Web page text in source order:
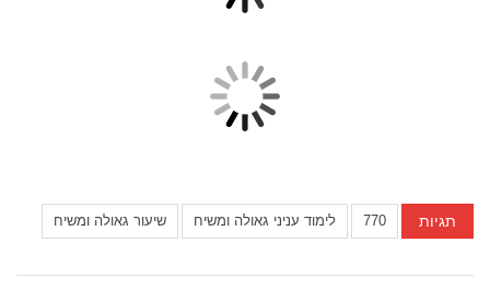
תגיות 770 לימוד עניני גאולה ומשיח שיעור גאולה ומשיח